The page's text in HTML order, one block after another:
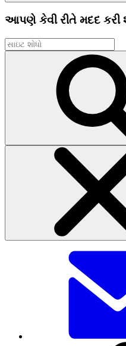
આપણે કેવી રીતે મદદ કરી